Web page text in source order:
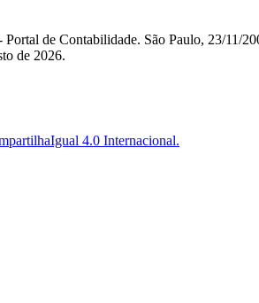
Portal de Contabilidade. São Paulo, 23/
de 2026.
4.0 Internacional.